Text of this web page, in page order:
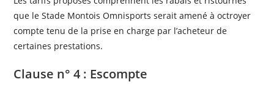
que le Stade Montois Omnisports serait amené à octroyer
compte tenu de la prise en charge par l’acheteur de
certaines prestations.
Clause n° 4 : Escompte